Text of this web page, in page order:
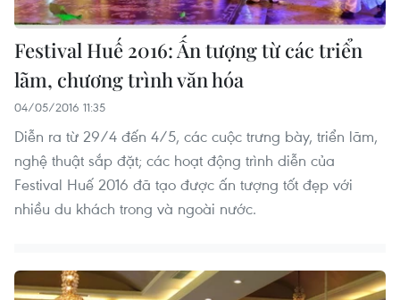
Festival Huế 2016: Ấn tượng từ các triển
lãm, chương trình văn hóa
04/05/2016 11:35
Diễn ra từ 29/4 đến 4/5, các cuộc trưng bày, triển lãm,
nghệ thuật sắp đặt; các hoạt động trình diễn của
Festival Huế 2016 đã tạo được ấn tượng tốt đẹp với
nhiều du khách trong và ngoài nước.